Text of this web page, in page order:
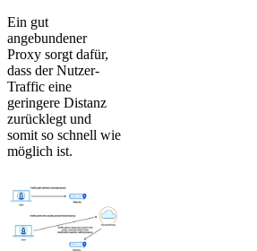
Ein gut
angebundener
Proxy sorgt dafür,
dass der Nutzer-
Traffic eine
geringere Distanz
zurücklegt und
somit so schnell wie
möglich ist.